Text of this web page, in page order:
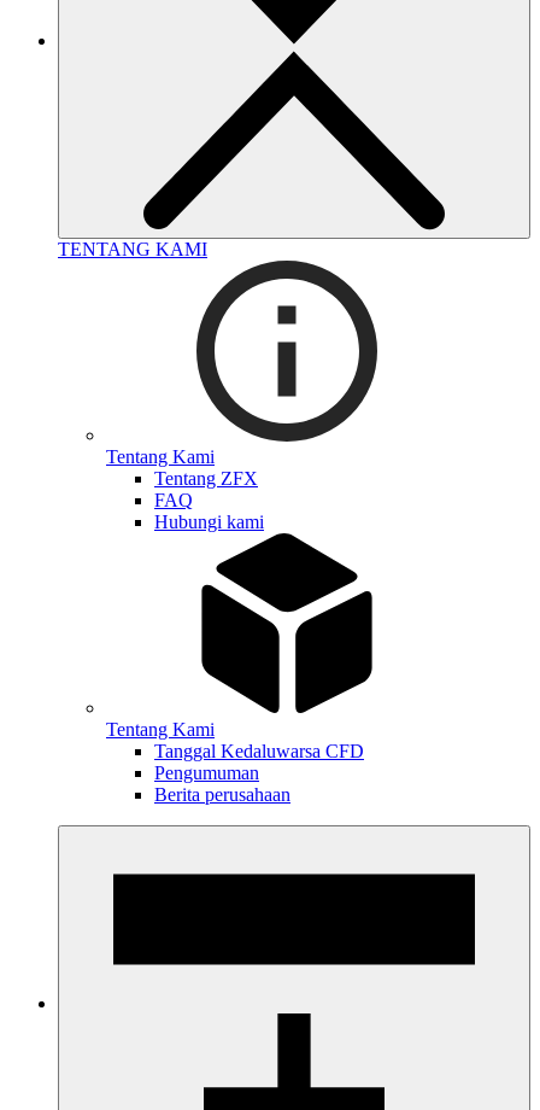
TENTANG KAMI
Tentang Kami
Tentang ZFX
FAQ
Hubungi kami
Tentang Kami
Tanggal Kedaluwarsa CFD
Pengumuman
Berita perusahaan